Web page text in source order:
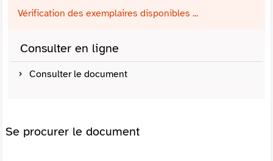
Vérification des exemplaires disponibles ...
Consulter en ligne
Consulter le document
Se procurer le document